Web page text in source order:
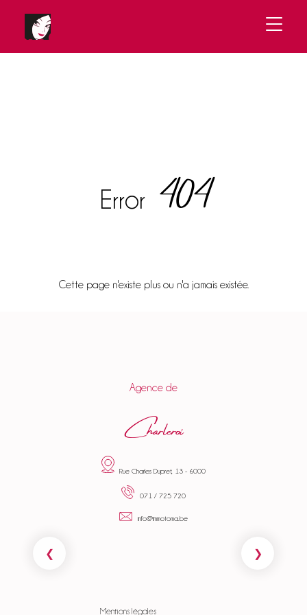
Error404
Cette page n'existe plus ou n'a jamais existée.
Agence de
Charleroi
Rue Charles Dupret, 13 - 6000
071 / 725 720
info@immotoma.be
Mentions légales